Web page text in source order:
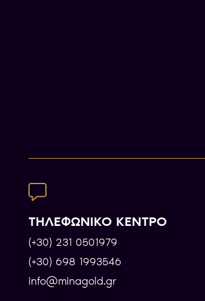
ΤΗΛΕΦΩΝΙΚΟ ΚΕΝΤΡΟ
(+30) 231 0501979
(+30) 698 1993546
info@minagold.gr